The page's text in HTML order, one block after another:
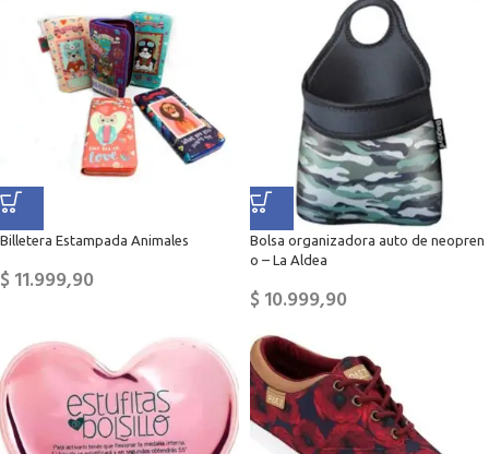
Billetera Estampada Animales
$11.999,90
Bolsa organizadora auto de neopren
o – La Aldea
$10.999,90